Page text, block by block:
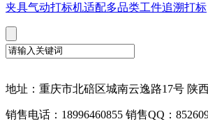
夹具气动打标机适配多品类工件追溯打标
地址：重庆市北碚区城南云逸路17号 陕
销售电话：18996460855 销售QQ：